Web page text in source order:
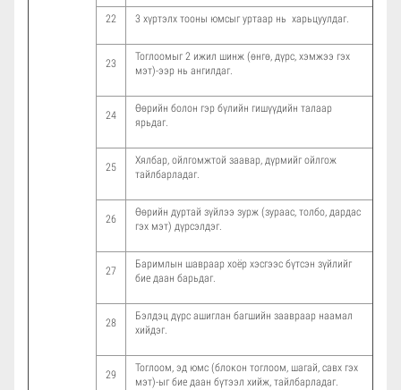
22 3 хүртэлх тооны юмсыг уртаар нь харьцуулдаг.
23
Тоглоомыг 2 ижил шинж (өнгө, дүрс, хэмжээ гэх
мэт)-ээр нь ангилдаг.
24
Өөрийн болон гэр бүлийн гишүүдийн талаар
ярьдаг.
25
Хялбар, ойлгомжтой заавар, дүрмийг ойлгож
тайлбарладаг.
26
Өөрийн дуртай зүйлээ зурж (зураас, толбо, дардас
гэх мэт) дүрсэлдэг.
27
Баримлын шавраар хоёр хэсгээс бүтсэн зүйлийг
бие даан барьдаг.
28
Бэлдэц дүрс ашиглан багшийн заавраар наамал
хийдэг.
29
Тоглоом, эд юмс (блокон тоглоом, шагай, савх гэх
мэт)-ыг бие даан бүтээл хийж, тайлбарладаг.